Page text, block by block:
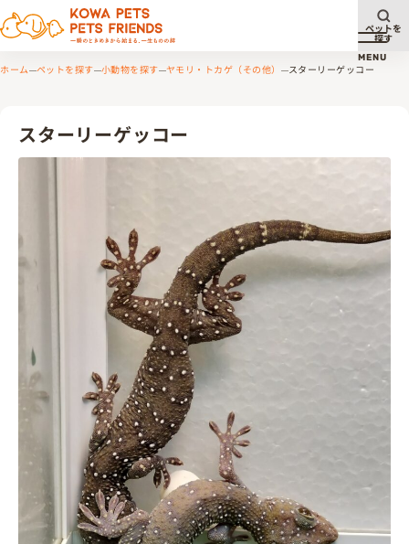
メニ
MENU
ペットを
探す
ホーム ペットを探す 小動物を探す ヤモリ・トカゲ（その他） スターリーゲッコー
スターリーゲッコー